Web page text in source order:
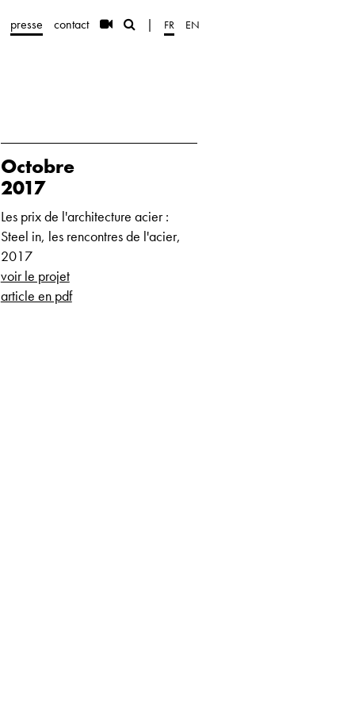
presse contact | FR EN
Octobre
2017
Les prix de l'architecture acier :
Steel in, les rencontres de l'acier,
2017
voir le projet
article en pdf